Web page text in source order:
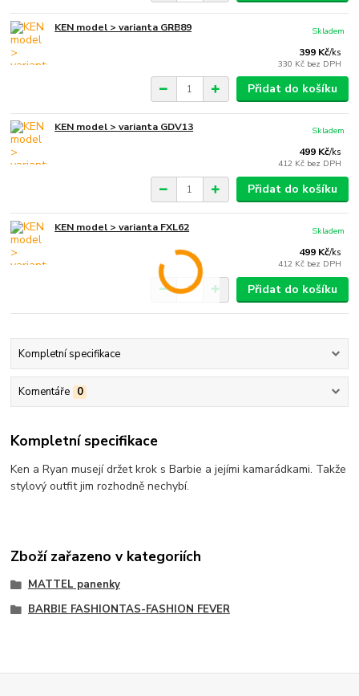
KEN model > varianta GRB89
399 Kč/ks
330 Kč bez DPH
Skladem
Přidat do košíku
KEN model > varianta GDV13
499 Kč/ks
412 Kč bez DPH
Skladem
Přidat do košíku
KEN model > varianta FXL62
499 Kč/ks
412 Kč bez DPH
Skladem
Přidat do košíku
Kompletní specifikace
Komentáře 0
Kompletní specifikace
Ken a Ryan musejí držet krok s Barbie a jejími kamarádkami. Takže
stylový outfit jim rozhodně nechybí.
Zboží zařazeno v kategoriích
MATTEL panenky
BARBIE FASHIONTAS-FASHION FEVER